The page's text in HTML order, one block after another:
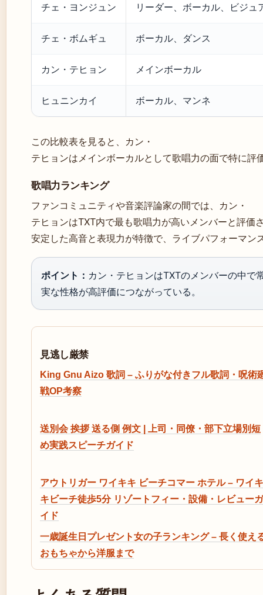
チェ・ヨンジュン リーダー、ボーカル、ビジュ
チェ・ボムギュ ボーカル、ダンス
カン・テヒョン メインボーカル
ヒュニンカイ ボーカル、マンネ
この比較表を見ると、カン・
テヒョンはメインボーカルとして歌唱力の面で特に評
歌唱力ランキング
ファンコミュニティや音楽評論家の間では、カン・
テヒョンはTXT内で最も歌唱力が高いメンバーと評価
安定した高音と表現力が特徴で、ライブパフォーマン
ポイント： カン・テヒョンはTXTのメンバーの中で
実な性格が高評価につながっている。
見逃し厳禁
King Gnu Aizo 歌詞 – ふりがな付きフル歌詞・呪術
戦OP考察
送別会 挨拶 送る側 例文 | 上司・同僚・部下立場別短
め実践スピーチガイド
アウトリガー ワイキキ ビーチコマー ホテル – ワイキ
キビーチ徒歩5分 リゾートフィー・設備・レビューガ
イド
一歳誕生日プレゼント女の子ランキング – 長く使え
おもちゃから洋服まで